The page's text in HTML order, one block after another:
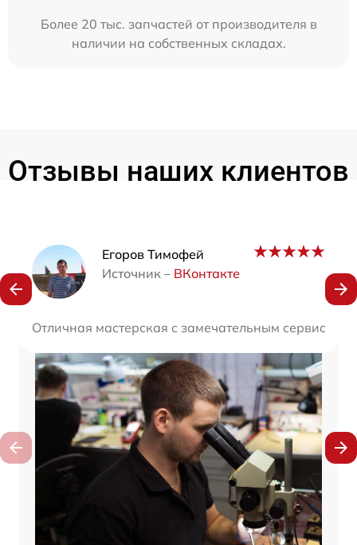
Более 20 тыс. запчастей от производителя в
наличии на собственных складах.
Отзывы наших клиентов
Егоров Тимофей
Источник – ВКонтакте
Отличная мастерская с замечательным
Наши мастера